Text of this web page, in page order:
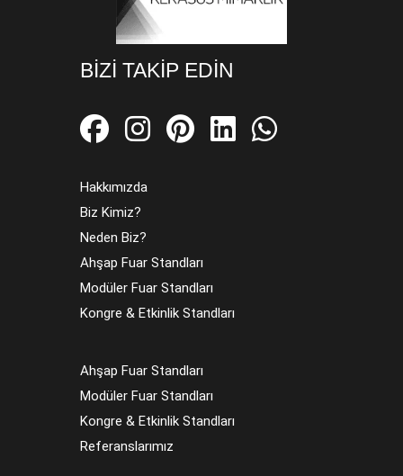
BIZI TAKIP EDIN
Hakkımızda
Biz Kimiz?
Neden Biz?
Ahşap Fuar Standları
Modüler Fuar Standları
Kongre & Etkinlik Standları
Ahşap Fuar Standları
Modüler Fuar Standları
Kongre & Etkinlik Standları
Referanslarımız